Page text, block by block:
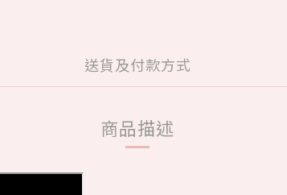
送貨及付款方式
商品描述